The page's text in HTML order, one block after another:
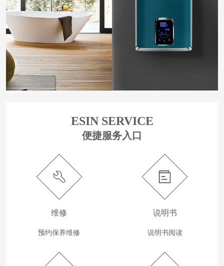
ESIN SERVICE
便捷服务入口
维修
预约保养维修
说明书
说明书阅读